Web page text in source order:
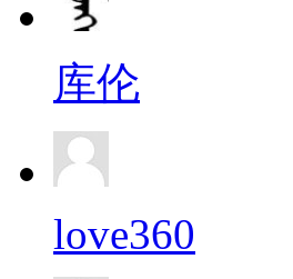
库伦
love360